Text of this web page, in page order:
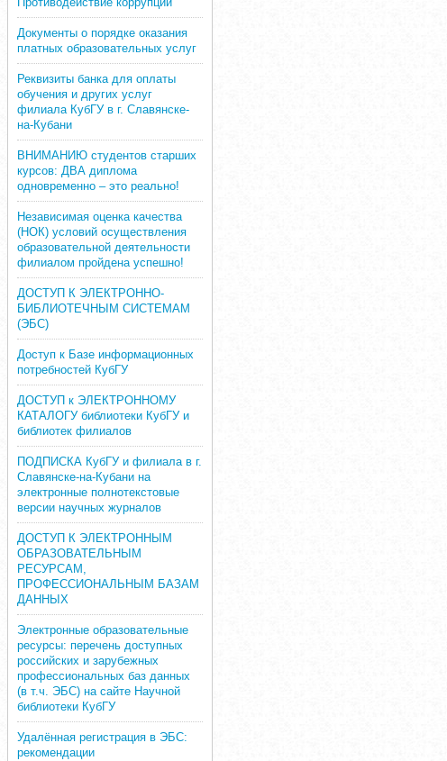
Документы о порядке оказания
платных образовательных услуг
Реквизиты банка для оплаты
обучения и других услуг
филиала КубГУ в г. Славянске-
на-Кубани
ВНИМАНИЮ студентов старших
курсов: ДВА диплома
одновременно – это реально!
Независимая оценка качества
(НОК) условий осуществления
образовательной деятельности
филиалом пройдена успешно!
ДОСТУП К ЭЛЕКТРОННО-
БИБЛИОТЕЧНЫМ СИСТЕМАМ
(ЭБС)
Доступ к Базе информационных
потребностей КубГУ
ДОСТУП к ЭЛЕКТРОННОМУ
КАТАЛОГУ библиотеки КубГУ и
библиотек филиалов
ПОДПИСКА КубГУ и филиала в г.
Славянске-на-Кубани на
электронные полнотекстовые
версии научных журналов
ДОСТУП К ЭЛЕКТРОННЫМ
ОБРАЗОВАТЕЛЬНЫМ
РЕСУРСАМ,
ПРОФЕССИОНАЛЬНЫМ БАЗАМ
ДАННЫХ
Электронные образовательные
ресурсы: перечень доступных
российских и зарубежных
профессиональных баз данных
(в т.ч. ЭБС) на сайте Научной
библиотеки КубГУ
Удалённая регистрация в ЭБС:
рекомендации